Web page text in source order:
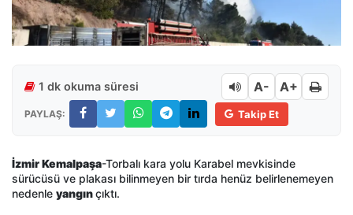
1 dk okuma süresi A- A+
PAYLAŞ: Takip Et
İzmir Kemalpaşa-Torbalı kara yolu Karabel mevkisinde
sürücüsü ve plakası bilinmeyen bir tırda henüz belirlenemeyen
nedenle yangınçıktı.